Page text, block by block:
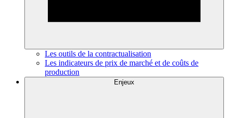
Les outils de la contractualisation
Les indicateurs de prix de marché et de coûts de
production
Enjeux